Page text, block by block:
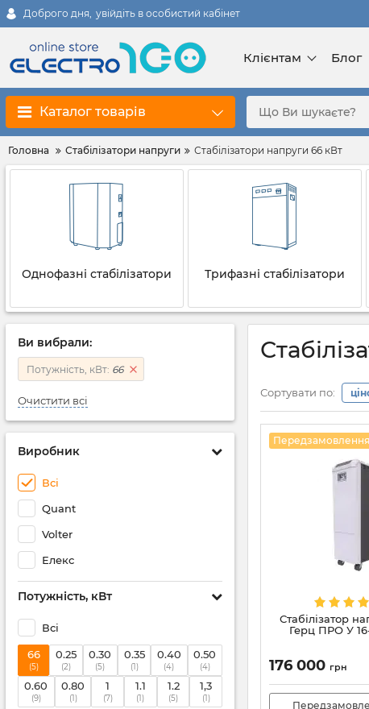
Доброго дня, увійдіть в особистий кабінет
Клієнтам Блог
Каталог товарів
Головна Стабілізатори напруги Стабілізатори напруги 66 кВт
Однофазні стабілізатори Трифазні стабілізатори
Ви вибрали:
Потужність, кВт: 66
Очистити всі
Виробник
Всі
Quant
Volter
Елекс
Потужність, кВт
Всі
66
(5)
0.25
(2)
0.30
(5)
0.35
(1)
0.40
(4)
0.50
(4)
0.60
(9)
0.80
(1)
1
(7)
1.1
(1)
1.2
(5)
1,3
(1)
Сортувати по:
Передзамовлення
Стабілізатор
Герц ПРО У
176 000 грн